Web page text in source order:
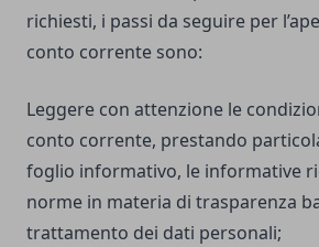
richiesti, i passi da seguire per
conto corrente sono:
Leggere con attenzione le
conto corrente, prestando
foglio informativo, le informative
norme in materia di trasparenza
trattamento dei dati personali;